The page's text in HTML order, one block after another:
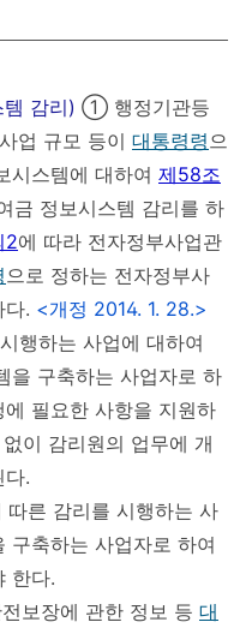
감리) ① 행정기관등
업 규모 등이 대통령령으
시스템에 대하여 제58조
금 정보시스템 감리를 하
2에 따라 전자정부사업관
으로 정하는 전자정부사
다. <개정 2014. 1. 28.>
행하는 사업에 대하여
을 구축하는 사업자로 하
필요한 사항을 지원하
이 감리원의 업무에 개
다.
른 감리를 시행하는 사
구축하는 사업자로 하여
한다.
보장에 관한 정보 등 대